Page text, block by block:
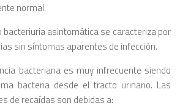
normal.
bacteriuria asintomática se caracteriza por
sin síntomas aparentes de infección.
bacteriana es muy infrecuente siendo
bacteria desde el tracto urinario. Las
de recaídas son debidas a: